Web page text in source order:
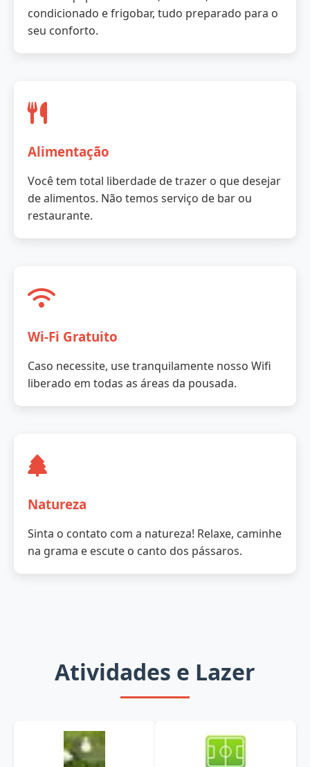
condicionado e frigobar, tudo preparado para o
seu conforto.
Alimentação
Você tem total liberdade de trazer o que desejar
de alimentos. Não temos serviço de bar ou
restaurante.
Wi-Fi Gratuito
Caso necessite, use tranquilamente nosso Wifi
liberado em todas as áreas da pousada.
Natureza
Sinta o contato com a natureza! Relaxe, caminhe
na grama e escute o canto dos pássaros.
Atividades e Lazer